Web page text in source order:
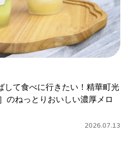
して食べに行きたい！精華町光
のねっとりおいしい濃厚メロ
2026.07.13